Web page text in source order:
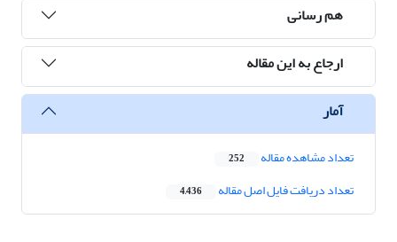
هم رسانی
ارجاع به این مقاله
آمار
تعداد مشاهده مقاله 252
تعداد دریافت فایل اصل مقاله 4,436